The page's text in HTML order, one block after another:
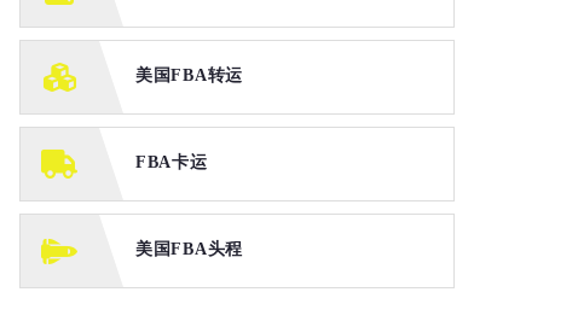
美国FBA转运
FBA卡运
美国FBA头程